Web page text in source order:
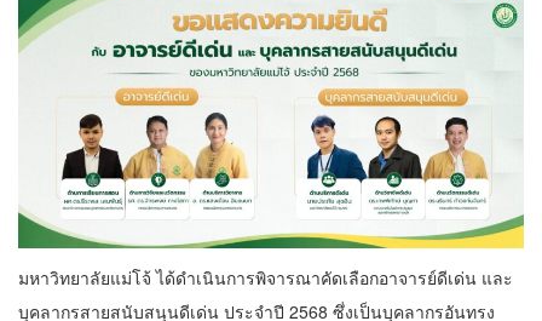
มหาวิทยาลัยแม่โจ้ ได้ดำเนินการพิจารณาคัดเลือกอาจารย์ดีเด่น และ
บุคลากรสายสนับสนุนดีเด่น ประจำปี 2568 ซึ่งเป็นบุคลากรอันทรง